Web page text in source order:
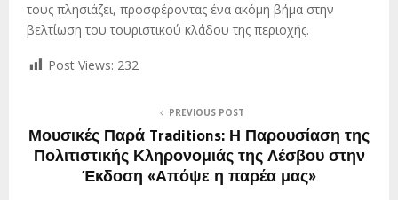
τους πλησιάζει, προσφέροντας ένα ακόμη βήμα στην
βελτίωση του τουριστικού κλάδου της περιοχής.
Post Views: 232
PREVIOUS POST
Μουσικές Παρά Traditions: Η Παρουσίαση της
Πολιτιστικής Κληρονομιάς της Λέσβου στην
Έκδοση «Απόψε η παρέα μας»